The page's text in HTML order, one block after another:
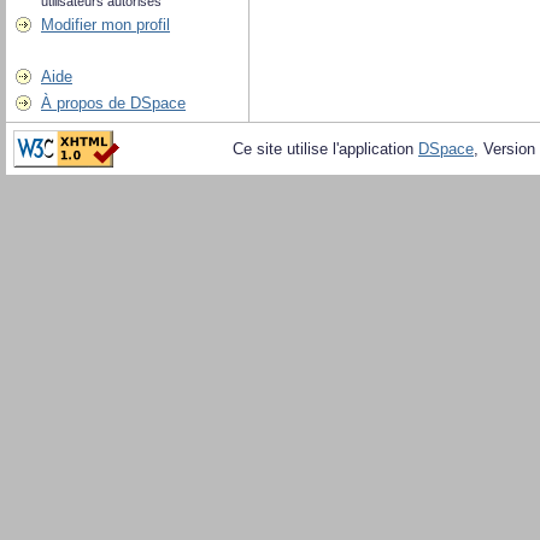
Modifier mon profil
Aide
À propos de DSpace
Ce site utilise l'application DSpace,